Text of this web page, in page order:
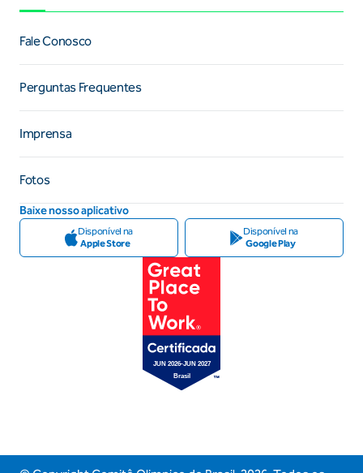
Fale Conosco
Perguntas Frequentes
Imprensa
Fotos
Baixe nosso aplicativo
Disponível na
Apple Store
Disponível na
Google Play